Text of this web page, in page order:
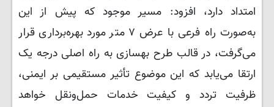
امتداد دارد، افزود: مسیر موجود که پیش از این
به‌صورت راه فرعی با عرض ۷ متر مورد بهره‌برداری قرار
می‌گرفت، در قالب طرح بهسازی به راه اصلی درجه یک
ارتقا می‌یابد که این موضوع تأثیر مستقیمی بر ایمنی،
ظرفیت تردد و کیفیت خدمات حمل‌ونقل خواهد